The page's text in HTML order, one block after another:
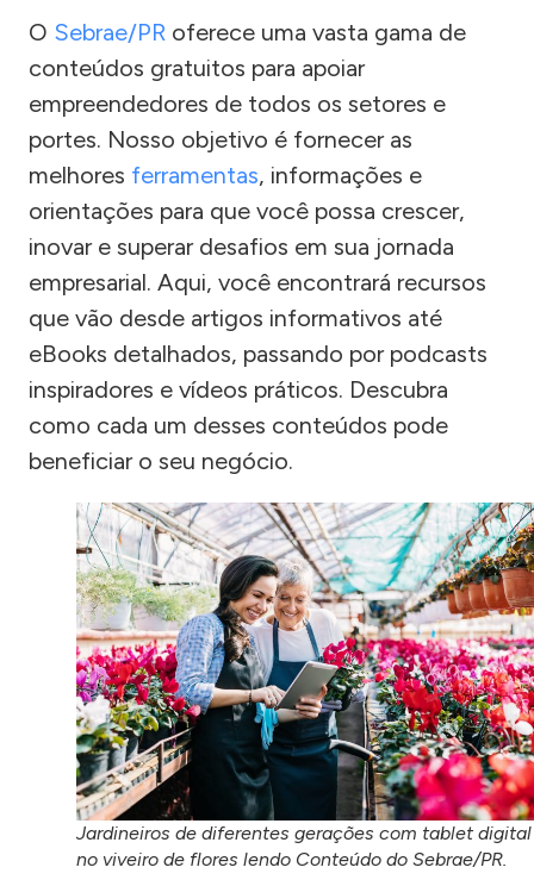
O Sebrae/PR oferece uma vasta gama de
conteúdos gratuitos para apoiar
empreendedores de todos os setores e
portes. Nosso objetivo é fornecer as
melhores ferramentas, informações e
orientações para que você possa crescer,
inovar e superar desafios em sua jornada
empresarial. Aqui, você encontrará recursos
que vão desde artigos informativos até
eBooks detalhados, passando por podcasts
inspiradores e vídeos práticos. Descubra
como cada um desses conteúdos pode
beneficiar o seu negócio.
Jardineiros de diferentes gerações com tablet digital
no viveiro de flores lendo Conteúdo do Sebrae/PR.